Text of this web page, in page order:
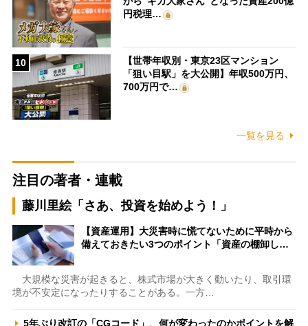
円税理…
10
【世帯年収別・東京23区マンション
「狙い目駅」を大公開】年収500万円、
700万円で…
一覧を見る
注目の著者・連載
藤川里絵「さあ、投資を始めよう！」
【資産運用】大災害時に慌てないために平時から
備えておきたい3つのポイント「資産の棚卸し…
大規模な災害が起きると、株式市場が大きく動いたり、取引環
境が不安定になったりすることがある。一方…
5年ぶり改訂の「CGコード」、何が変わったのかポイントを解